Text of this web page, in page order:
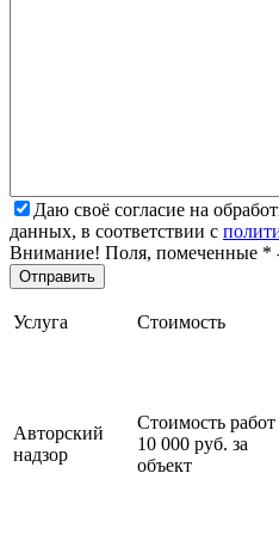
Даю своё согласие на
данных, в соответствии с
Внимание! Поля, помеченные * -
Услуга Стоимость
Авторский
надзор
Стоимость работ
10 000 руб. за
объект